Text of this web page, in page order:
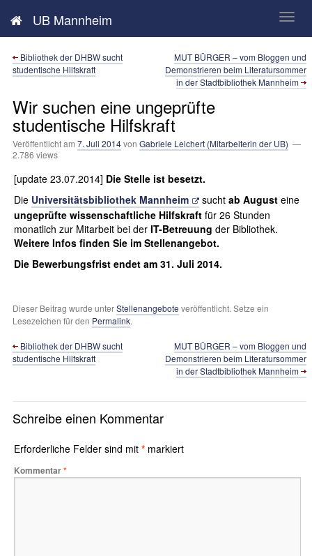
UB Mannheim
Neues aus der UB Mannheim
Bibliothek der DHBW sucht
studentische Hilfskraft
MUT BÜRGER – vom Bloggen und
Demonstrieren beim Literatursommer
in der Stadtbibliothek Mannheim
Wir suchen eine ungeprüfte
studentische Hilfskraft
Veröffentlicht am 7. Juli 2014von Gabriele Leichert (Mitarbeiterin der UB) —
2.786 views
[update 23.07.2014] Die Stelle ist besetzt.
Die Universitätsbibliothek Mannheim sucht ab August eine
ungeprüfte wissenschaftliche Hilfskraft für 26 Stunden
monatlich zur Mitarbeit bei der IT-Betreuung der Bibliothek.
Weitere Infos finden Sie im Stellenangebot.
Die Bewerbungsfrist endet am 31. Juli 2014.
Dieser Beitrag wurde unterStellenangebote veröffentlicht. Setze ein
Lesezeichen für den Permalink.
Bibliothek der DHBW sucht
studentische Hilfskraft
MUT BÜRGER – vom Bloggen und
Demonstrieren beim Literatursommer
in der Stadtbibliothek Mannheim
Schreibe einen Kommentar
Erforderliche Felder sind mit * markiert
Kommentar*